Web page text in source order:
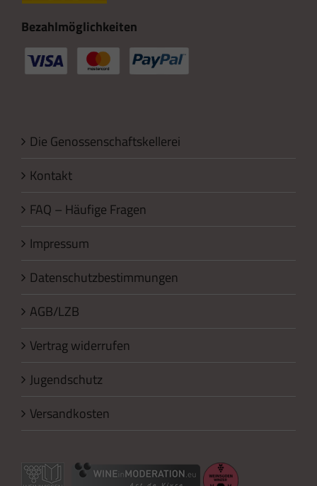
Bezahlmöglichkeiten
Die Genossenschaftskellerei
Kontakt
FAQ – Häufige Fragen
Impressum
Datenschutzbestimmungen
AGB/LZB
Vertrag widerrufen
Jugendschutz
Versandkosten